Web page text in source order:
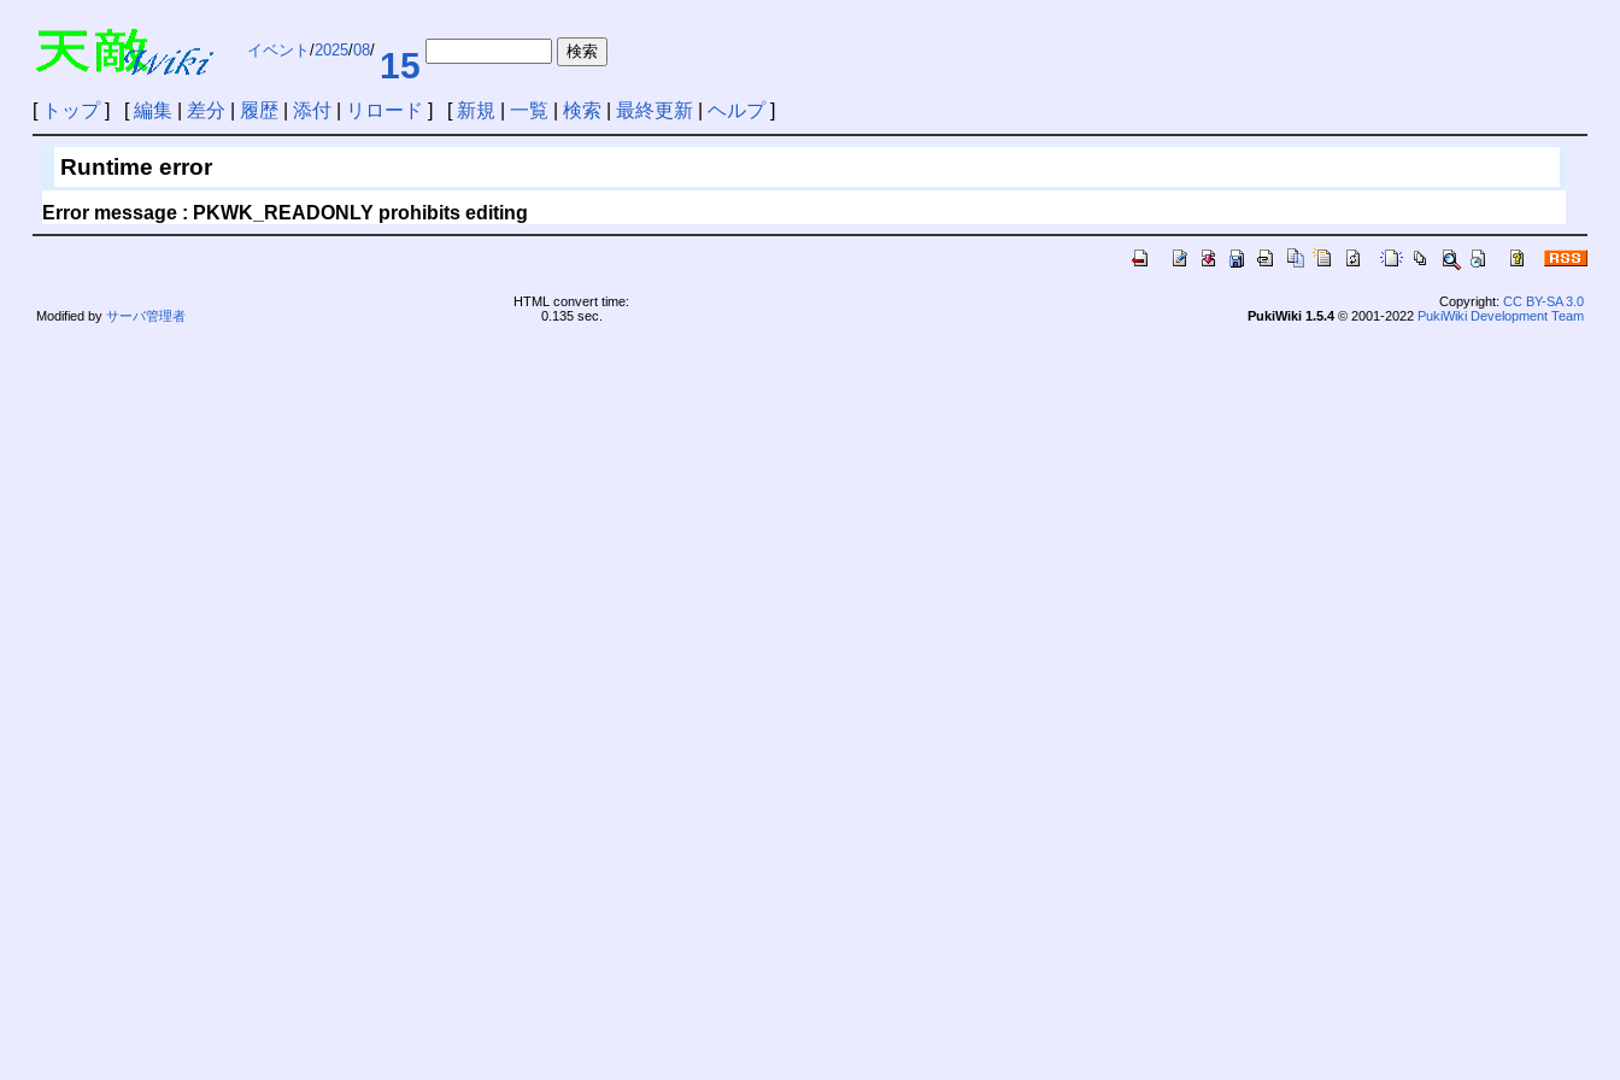
イベント /2025/08/ 15
[ トップ] [編集| 差分 履歴| 添付| リロード ] [ 新規 一覧 検索 最終更新| ヘルプ]
Runtime error
Error message : PKWK_READONLY prohibits editing
Modified by サーバ管理者
HTML convert time:
0.135 sec.
Copyright: CC BY-SA 3.0
PukiWiki 1.5.4© 2001-2022 PukiWiki Development Team